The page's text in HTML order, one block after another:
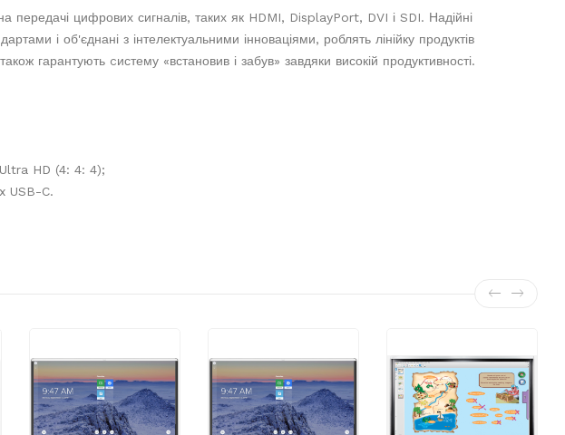
передачі цифрових сигналів, таких як HDMI, DisplayPort, DVI і SDI. Надійні
і об'єднані з інтелектуальними інноваціями, роблять лінійку продуктів
гарантують cистему «встановив і забув» завдяки високій продуктивності.
HD (4: 4: 4);
USB-C.